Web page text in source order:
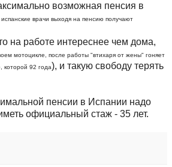
возможная пенсия в
испанские врачи выходя на пенсию получают
на работе интереснее чем дома,
мотоцикле, после работы "втихаря от жены" гоняет
которой 92 года), и такую свободу терять
пенсии в Испании надо
официальный стаж - 35 лет.